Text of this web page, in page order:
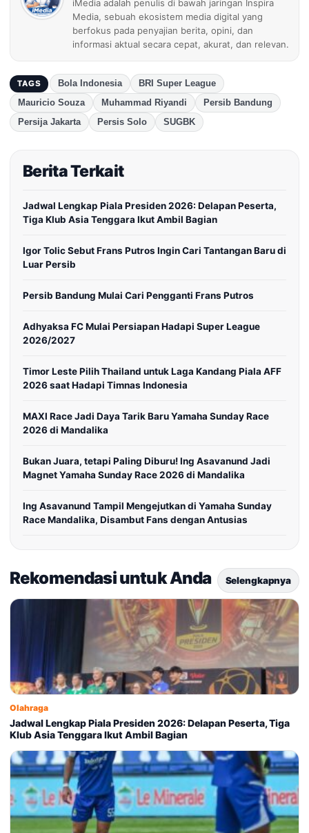
iMedia adalah penulis di bawah jaringan Inspira
Media, sebuah ekosistem media digital yang
berfokus pada penyajian berita, opini, dan
informasi aktual secara cepat, akurat, dan relevan.
TAGS Bola Indonesia
BRI Super League
Mauricio Souza
Muhammad Riyandi
Persib Bandung
Persija Jakarta
Persis Solo SUGBK
Berita Terkait
Jadwal Lengkap Piala Presiden 2026: Delapan Peserta,
Tiga Klub Asia Tenggara Ikut Ambil Bagian
Igor Tolic Sebut Frans Putros Ingin Cari Tantangan Baru di
Luar Persib
Persib Bandung Mulai Cari Pengganti Frans Putros
Adhyaksa FC Mulai Persiapan Hadapi Super League
2026/2027
Timor Leste Pilih Thailand untuk Laga Kandang Piala AFF
2026 saat Hadapi Timnas Indonesia
MAXI Race Jadi Daya Tarik Baru Yamaha Sunday Race
2026 di Mandalika
Bukan Juara, tetapi Paling Diburu! Ing Asavanund Jadi
Magnet Yamaha Sunday Race 2026 di Mandalika
Ing Asavanund Tampil Mengejutkan di Yamaha Sunday
Race Mandalika, Disambut Fans dengan Antusias
Rekomendasi untuk Anda Selengkapnya
Olahraga
Jadwal Lengkap Piala Presiden 2026: Delapan Peserta, Tiga
Klub Asia Tenggara Ikut Ambil Bagian